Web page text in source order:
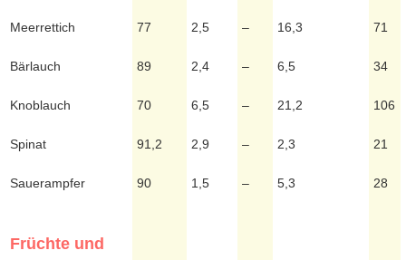
Meerrettich 77 2,5 – 16,3 71
Bärlauch 89 2,4 – 6,5 34
Knoblauch 70 6,5 – 21,2 106
Spinat 91,2 2,9 – 2,3 21
Sauerampfer 90 1,5 – 5,3 28
Früchte und